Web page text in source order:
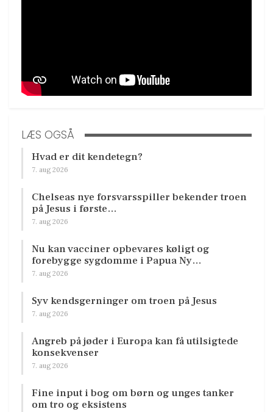
LÆS OGSÅ
Hvad er dit kendetegn?
7. aug 2026
Chelseas nye forsvarsspiller bekender troen
på Jesus i første…
7. aug 2026
Nu kan vacciner opbevares køligt og
forebygge sygdomme i Papua Ny…
7. aug 2026
Syv kendsgerninger om troen på Jesus
7. aug 2026
Angreb på jøder i Europa kan få utilsigtede
konsekvenser
7. aug 2026
Fine input i bog om børn og unges tanker
om tro og eksistens